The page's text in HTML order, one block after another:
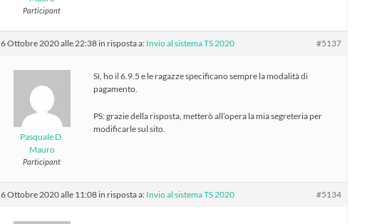
Participant
6 Ottobre 2020 alle 22:38 in risposta a: Invio al sistema TS 2020 #5137
Pasquale D.
Mauro
Participant
Sì, ho il 6.9.5 e le ragazze specificano sempre la modalità di
pagamento.
PS: grazie della risposta, metterò all’opera la mia segreteria per
modificarle sul sito.
6 Ottobre 2020 alle 11:08 in risposta a: Invio al sistema TS 2020 #5134